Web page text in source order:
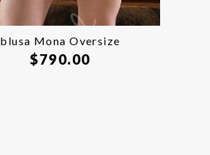
blusa Mona Oversize
$790.00